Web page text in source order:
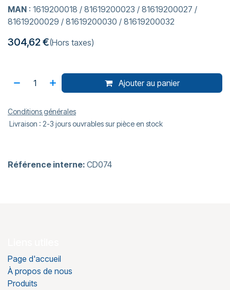
MAN : 1619200018 / 81619200023 / 81619200027 /
81619200029 / 81619200030 / 81619200032
304,62€(Hors taxes)
Ajouter au panier
Conditions générales
Livraison : 2-3 jours ouvrables sur pièce en stock
Référence interne: CD074
Page d'accueil
À propos de nous
Produits